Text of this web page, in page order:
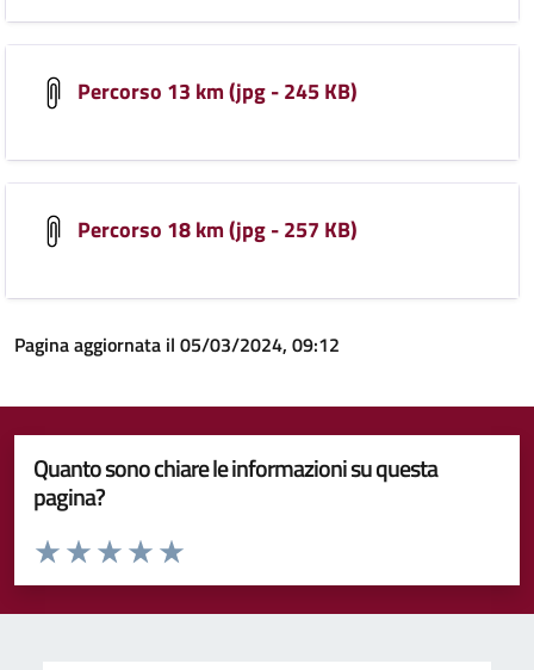
Percorso 13 km (jpg - 245 KB)
Percorso 18 km (jpg - 257 KB)
Pagina aggiornata il 05/03/2024, 09:12
Quanto sono chiare le informazioni su questa
pagina?
Valuta da 1 a 5 stelle la pagina
Valuta 5 stelle su 5
Valuta 4 stelle su 5
Valuta 3 stelle su 5
Valuta 2 stelle su 5
Valuta 1 stelle su 5